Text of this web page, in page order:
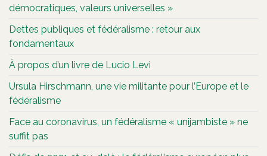
démocratiques, valeurs universelles »
Dettes publiques et fédéralisme : retour aux
fondamentaux
À propos d’un livre de Lucio Levi
Ursula Hirschmann, une vie militante pour l’Europe et le
fédéralisme
Face au coronavirus, un fédéralisme « unijambiste » ne
suffit pas